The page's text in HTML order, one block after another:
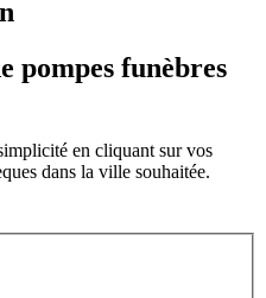
pompes funèbres
en cliquant sur vos
dans la ville souhaitée.